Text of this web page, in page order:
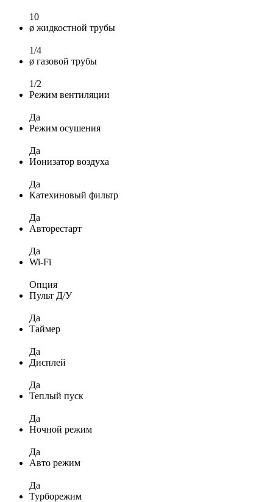
10
ø жидкостной трубы
1/4
ø газовой трубы
1/2
Режим вентиляции
Да
Режим осушения
Да
Ионизатор воздуха
Да
Катехиновый фильтр
Да
Авторестарт
Да
Wi-Fi
Опция
Пульт Д/У
Да
Таймер
Да
Дисплей
Да
Теплый пуск
Да
Ночной режим
Да
Авто режим
Да
Турборежим